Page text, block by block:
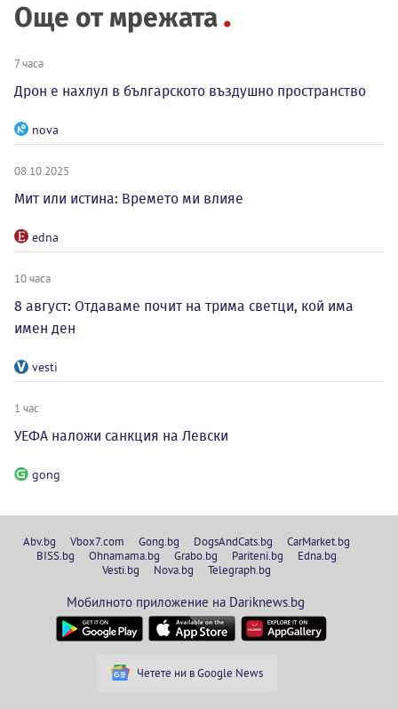
Още от мрежата
7 часа
Дрон е нахлул в българското въздушно пространство
nova
08.10.2025
Мит или истина: Времето ми влияе
edna
10 часа
8 август: Отдаваме почит на трима светци, кой има
имен ден
vesti
1 час
УЕФА наложи санкция на Левски
gong
Abv.bg Vbox7.com Gong.bg DogsAndCats.bg
CarMarket.bg
BISS.bg
Ohnamama.bg Grabo.bg Pariteni.bg
Edna.bg
Vesti.bg
Nova.bg Telegraph.bg
Мобилното приложение на Dariknews.bg
Четете ни в Google News